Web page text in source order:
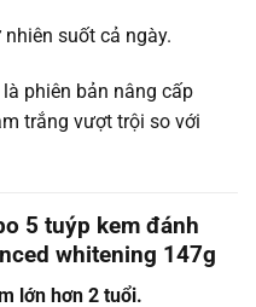
suốt cả ngày.
phiên bản nâng cấp
trắng vượt trội so với
5 tuýp kem đánh
whitening 147g
lớn hơn 2 tuổi.